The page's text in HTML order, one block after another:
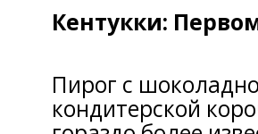
Кентукки:
Пирог с
кондитерской